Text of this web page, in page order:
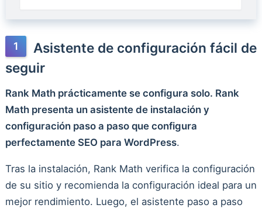
Asistente de configuración fácil de
seguir
Rank Math prácticamente se configura solo. Rank
Math presenta un asistente de instalación y
configuración paso a paso que configura
perfectamente SEO para WordPress.
Tras la instalación, Rank Math verifica la configuración
de su sitio y recomienda la configuración ideal para un
mejor rendimiento. Luego, el asistente paso a paso